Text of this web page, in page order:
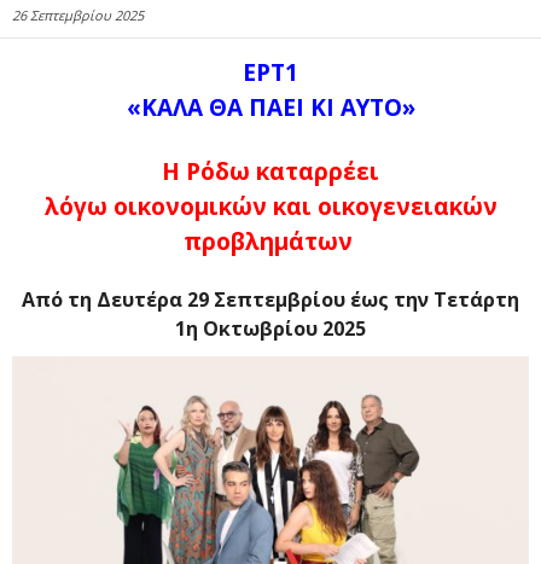
26 Σεπτεμβρίου 2025
ΕΡΤ1
«ΚΑΛΑ ΘΑ ΠΑΕΙ ΚΙ ΑΥΤΟ»
Η Ρόδω καταρρέει
λόγω οικονομικών και οικογενειακών
προβλημάτων
Από τη Δευτέρα 29 Σεπτεμβρίου έως την Τετάρτη
1η Οκτωβρίου 2025